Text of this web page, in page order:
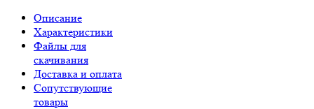
Описание
Характеристики
Файлы для
скачивания
Доставка и оплата
Сопутствующие
товары